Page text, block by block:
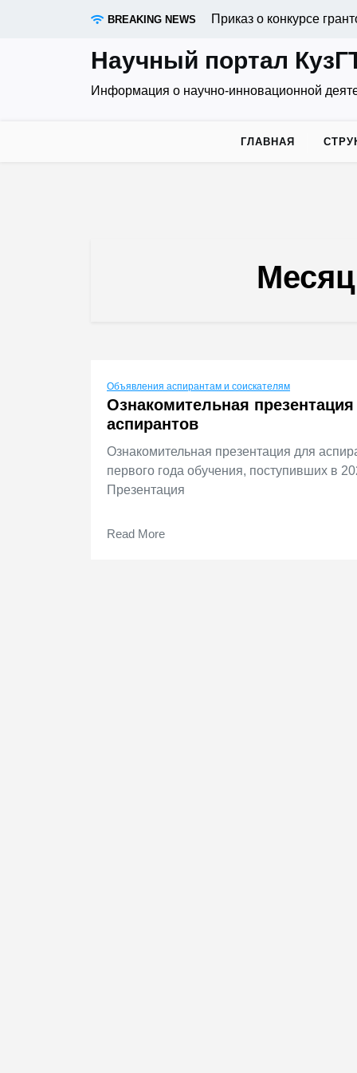
BREAKING NEWSПриказ о конкурсе грантов
Научный портал
Информация о научно-инновационной
ГЛАВНАЯ
Объявления аспирантам и соискателям
Ознакомительная
аспирантов
Ознакомительная презентация для
первого года обучения, поступивших в
Презентация
Read More